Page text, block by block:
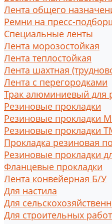
Лента общего
Ремни на пресс-
Специальные ленты
Лента морозостойкая
Лента теплостойкая
Лента шахтная
Лента с перегородками
Трак алюминиевый для
Резиновые прокладки
Резиновые прокладки
Резиновые прокладки
Прокладка резиновая
Резиновые прокладки
Фланцевые прокладки
Лента конвейерная Б/У
Для настила
Для
Для строительных работ